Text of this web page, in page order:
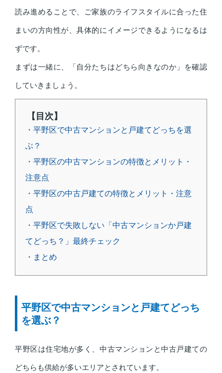
読み進めることで、ご家族のライフスタイルに合った住
まいの方向性が、具体的にイメージできるようになるは
ずです。
まずは一緒に、「自分たちはどちら向きなのか」を確認
していきましょう。
【目次】
・平野区で中古マンションと戸建てどっちを選
ぶ？
・平野区の中古マンションの特徴とメリット・
注意点
・平野区の中古戸建ての特徴とメリット・注意
点
・平野区で失敗しない「中古マンションか戸建
てどっち？」最終チェック
・まとめ
平野区で中古マンションと戸建てどっち
を選ぶ？
平野区は住宅地が多く、中古マンションと中古戸建ての
どちらも供給が多いエリアとされています。